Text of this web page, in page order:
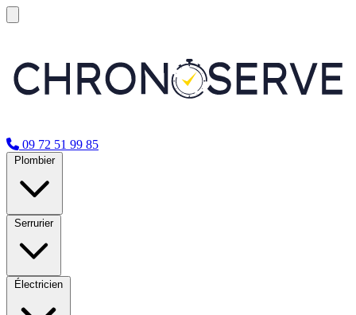
09 72 51 99 85
Plombier
Serrurier
Électricien